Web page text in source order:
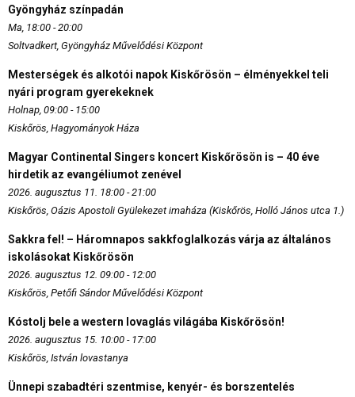
Gyöngyház színpadán
Ma, 18:00 - 20:00
Soltvadkert, Gyöngyház Művelődési Központ
Mesterségek és alkotói napok Kiskőrösön – élményekkel teli
nyári program gyerekeknek
Holnap, 09:00 - 15:00
Kiskőrös, Hagyományok Háza
Magyar Continental Singers koncert Kiskőrösön is – 40 éve
hirdetik az evangéliumot zenével
2026. augusztus 11. 18:00 - 21:00
Kiskőrös, Oázis Apostoli Gyülekezet imaháza (Kiskőrös, Holló János utca 1.)
Sakkra fel! – Háromnapos sakkfoglalkozás várja az általános
iskolásokat Kiskőrösön
2026. augusztus 12. 09:00 - 12:00
Kiskőrös, Petőfi Sándor Művelődési Központ
Kóstolj bele a western lovaglás világába Kiskőrösön!
2026. augusztus 15. 10:00 - 17:00
Kiskőrös, István lovastanya
Ünnepi szabadtéri szentmise, kenyér- és borszentelés